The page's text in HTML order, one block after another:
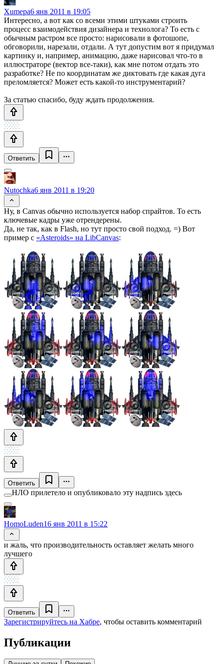
Xumepa6 янв 2011 в 19:05
Интересно, а вот как со всеми этими штуками строить
процесс взаимодействия дизайнера и технолога? То есть с
обычным растром все просто: нарисовали в фотошопе,
обговорили, нарезали, отдали. А тут допустим вот я придумал
картинку и, например, анимацию, даже нарисовал что-то в
иллюстраторе (вектор все-таки), как мне потом отдать это
разработке? Не по координатам же диктовать где какая дуга
преломляется? Может есть какой-то инструментарий?
За статью спасибо, буду ждать продолжения.
Ответить
Nutochka6 янв 2011 в 19:20
Ну, в Canvas обычно используется набор спрайтов. То есть
ключевые кадры уже отрендерены.
Да, не так, как в Flash, но тут просто свой подход. =) Вот
пример с «Asteroids» на LibCanvas:
Ответить
НЛО прилетело и опубликовало эту надпись здесь
HomoLuden16 янв 2011 в 15:22
и жаль, что производительность оставляет желать много
лучшего
Ответить
Зарегистрируйтесь на Хабре, чтобы оставить комментарий
Публикации